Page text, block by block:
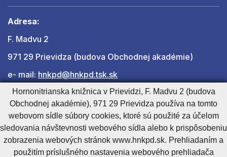
Adresa:
F. Madvu 2
971 29 Prievidza (budova Obchodnej akadémie)
e- mail: hnkpd@hnkpd.tsk.sk
Ďalšie kontakty
Cookies nastavenieCookies - viac informáciíVyhlásenie o prístupnosti
Technický prevádzkovateľ
Správca obsahu
Hornonitrianska knižnica v Prievidzi, F. Madvu 2 (budova
Obchodnej akadémie), 971 29 Prievidza používa na tomto
webovom sídle súbory cookies, ktoré sú použité za účelom
sledovania návštevnosti webového sídla alebo k prispôsobeniu
zobrazenia webových stránok www.hnkpd.sk. Prehliadaním a
použitím príslušného nastavenia webového prehliadača